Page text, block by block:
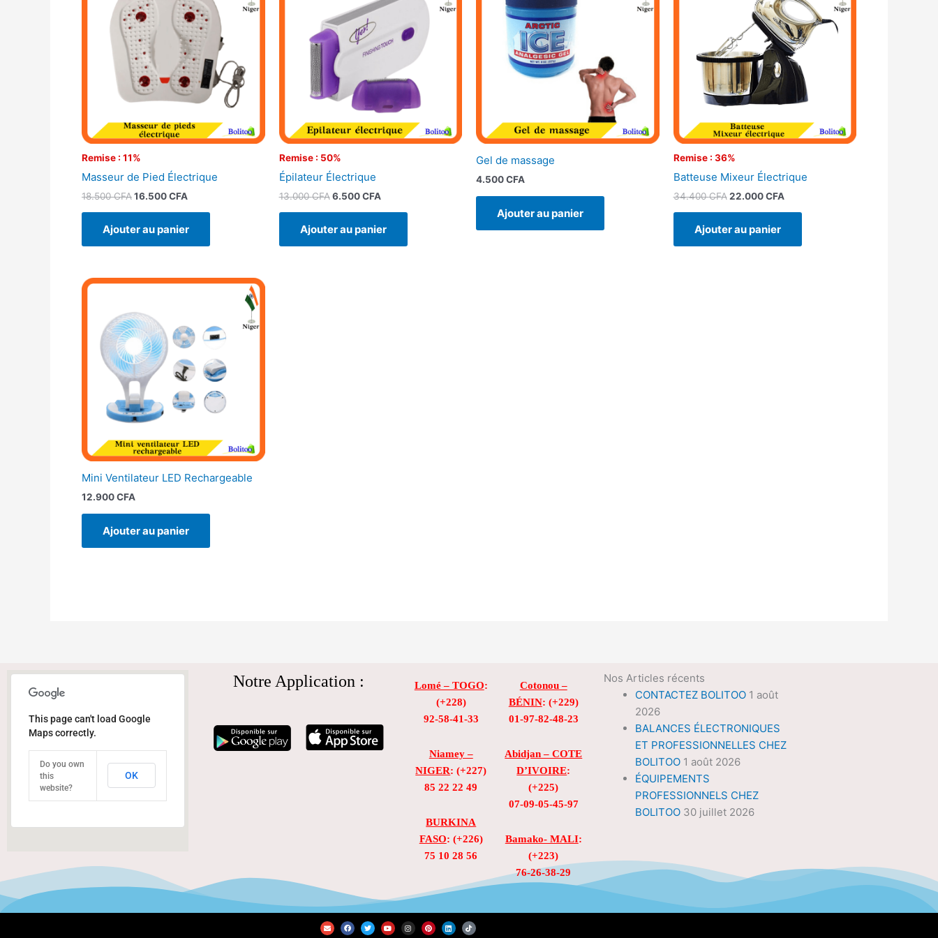
Remise : 11%
Masseur de Pied Électrique
18.500CFA
18.500 CFA.
16.500CFA
16.500 CFA.
Ajouter au panier
Remise : 50%
Épilateur Électrique
13.000CFA
13.000 CFA.
6.500CFA
6.500 CFA.
Ajouter au panier
Gel de massage
4.500CFA
Ajouter au panier
Remise : 36%
Batteuse Mixeur Électrique
34.400CFA
34.400 CFA.
22.000CFA
22.000 CFA.
Ajouter au panier
Mini Ventilateur LED Rechargeable
12.900CFA
Ajouter au panier
This page can't load Google
Maps correctly.
Do you own
this
website?
OK
Notre Application : Lomé – TOGO:
(+228)
92-58-41-33
Niamey –
NIGER: (+227)
85 22 22 49
BURKINA
FASO: (+226)
75 10 28 56
Cotonou –
BÉNIN: (+229)
01-97-82-48-23
Abidjan – COTE
D’IVOIRE:
(+225)
07-09-05-45-97
Bamako- MALI:
(+223)
76-26-38-29
Nos Articles récents
CONTACTEZ BOLITOO 1 août
2026
BALANCES ÉLECTRONIQUES
ET PROFESSIONNELLES CHEZ
BOLITOO 1 août 2026
ÉQUIPEMENTS
PROFESSIONNELS CHEZ
BOLITOO 30 juillet 2026
E
n
F
a
T
w
Y
o
I
n
P
i
L
i
T
i